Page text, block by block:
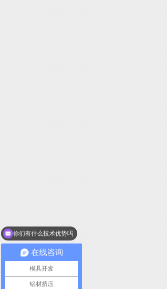
在线咨询
模具开发
铝材挤压
我想了解下你们产品？